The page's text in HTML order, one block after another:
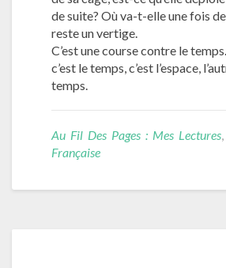
de suite? Où va-t-elle une fois
reste un vertige.
C’est une course contre le temps.
c’est le temps, c’est l’espace,
temps.
Au Fil Des Pages : Mes Lectures,
Française